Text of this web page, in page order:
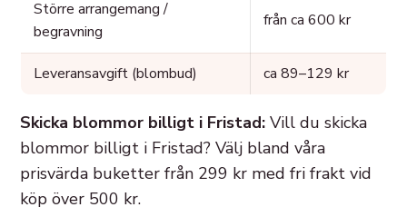
Större arrangemang /
begravning
från ca 600 kr
Leveransavgift (blombud) ca 89–129 kr
Skicka blommor billigt i Fristad: Vill du skicka
blommor billigt i Fristad? Välj bland våra
prisvärda buketter från 299 kr med fri frakt vid
köp över 500 kr.